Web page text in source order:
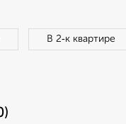
В 2‑к квартире